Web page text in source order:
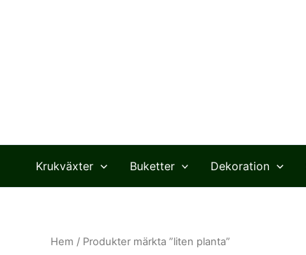
Krukväxter Buketter Dekoration
Hem / Produkter märkta ”liten planta”